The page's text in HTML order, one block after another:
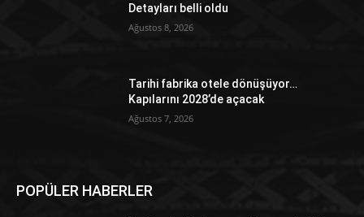
Detayları belli oldu
Ağustos 8, 2026
Tarihi fabrika otele dönüşüyor…
Kapılarını 2028’de açacak
Ağustos 7, 2026
POPÜLER HABERLER